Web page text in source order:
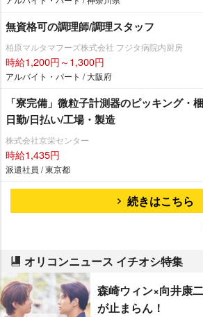
無資格可の調理師/調理スタッフ
柏原マルタマフーズ株式会社 フジタ病院内厨房
時給1,200円～1,300円
アルバイト・パート / 大阪府
「寮完備」微粒子計測器のピッキング・
日勤/日払い/工場・製造
株式会社京栄センター
時給1,435円
派遣社員 / 東京都
続きはこちら
オリコンニュース イチオシ特集
森崎ウィン×向井康
が止まらん！